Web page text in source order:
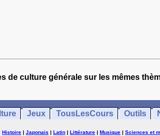
de culture générale sur les mêmes
Jeux TousLesCours Outils
Histoire | Japonais | Latin | Littérature | Musique | Sciences et